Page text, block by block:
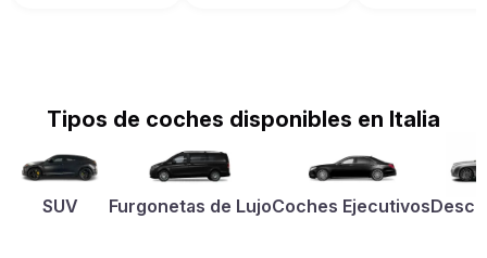
Tipos de coches disponibles en Italia
SUV Furgonetas de LujoCoches Ejecutivos